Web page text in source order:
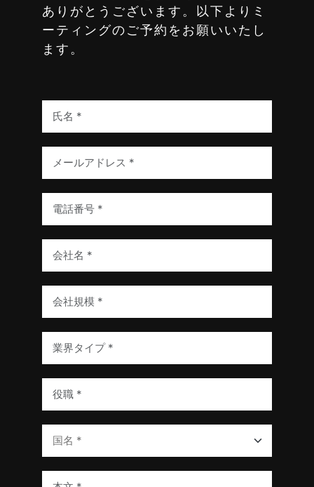
ありがとうございます。以下よりミ
ーティングのご予約をお願いいたし
ます。